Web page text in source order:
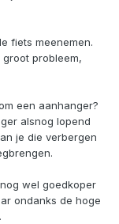
fiets meenemen.
probleem,
een aanhanger?
alsnog lopend
je die verbergen
wel goedkoper
ondanks de hoge